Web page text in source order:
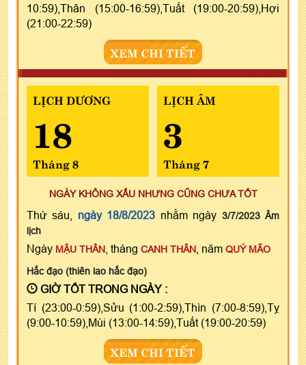
10:59),Thân (15:00-16:59),Tuất (19:00-20:59),Hợi
(21:00-22:59)
XEM CHI TIẾT
LỊCH DƯƠNG
18
Tháng 8
LỊCH ÂM
3
Tháng 7
NGÀY KHÔNG XẤU NHƯNG CŨNG CHƯA TỐT
Thứ sáu, ngày 18/8/2023 nhằm ngày 3/7/2023 Âm
lịch
Ngày MẬU THÂN , tháng CANH THÂN , năm QUÝ MÃO
Hắc đạo (thiên lao hắc đạo)
GIỜ TỐT TRONG NGÀY :
Tí (23:00-0:59),Sửu (1:00-2:59),Thìn (7:00-8:59),Tỵ
(9:00-10:59),Mùi (13:00-14:59),Tuất (19:00-20:59)
XEM CHI TIẾT